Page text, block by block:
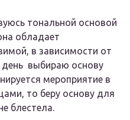
тональной основой
обладает
в зависимости от
день выбираю основу
мероприятие в
то беру основу для
блестела.